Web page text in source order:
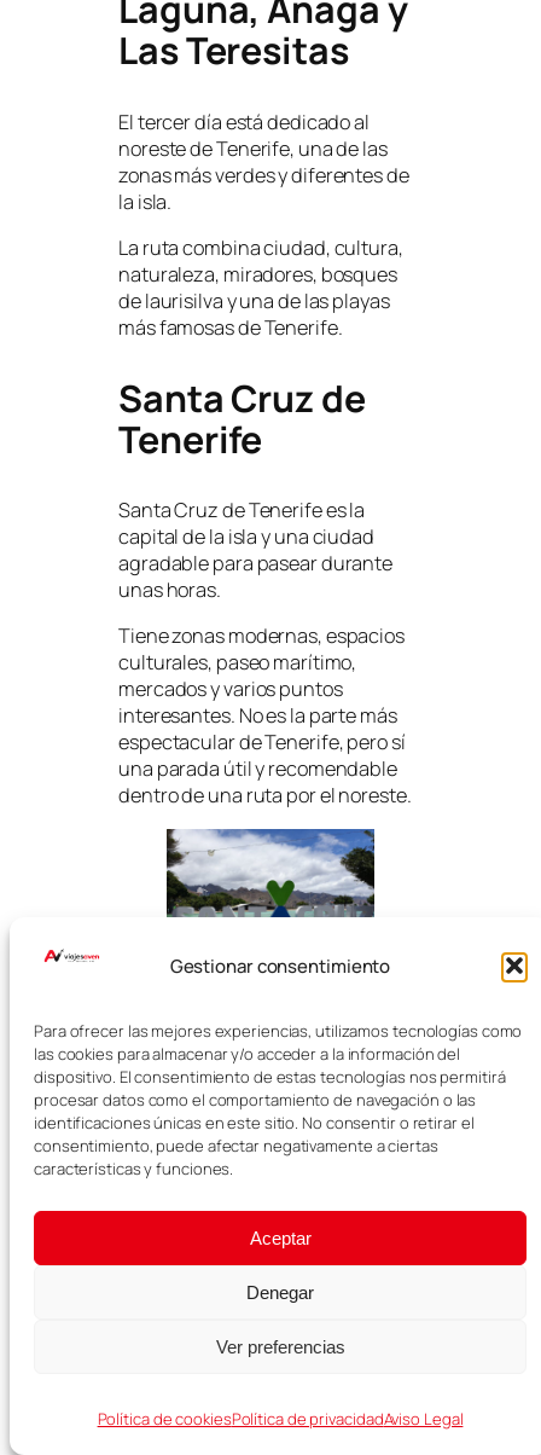
Gestionar consentimiento
Para ofrecer las mejores experiencias, utilizamos tecnologías como
las cookies para almacenar y/o acceder a la información del
dispositivo. El consentimiento de estas tecnologías nos permitirá
procesar datos como el comportamiento de navegación o las
identificaciones únicas en este sitio. No consentir o retirar el
consentimiento, puede afectar negativamente a ciertas
características y funciones.
Aceptar
Denegar
Ver preferencias
Política de cookiesPolítica de privacidadAviso Legal
Las Teresitas
El tercer día está dedicado al
noreste de Tenerife, una de las
zonas más verdes y diferentes de
la isla.
La ruta combina ciudad, cultura,
naturaleza, miradores, bosques
de laurisilva y una de las playas
más famosas de Tenerife.
Santa Cruz de
Tenerife
Santa Cruz de Tenerife es la
capital de la isla y una ciudad
agradable para pasear durante
unas horas.
Tiene zonas modernas, espacios
culturales, paseo marítimo,
mercados y varios puntos
interesantes. No es la parte más
espectacular de Tenerife, pero sí
una parada útil y recomendable
dentro de una ruta por el noreste.
Auditorio de
Tenerife
El Auditorio de Tenerife Adán
Martín es uno de los edificios más
reconocibles de Santa Cruz.
Su arquitectura moderna, junto al
mar, lo convierte en una parada
muy fotogénica y fácil de incluir